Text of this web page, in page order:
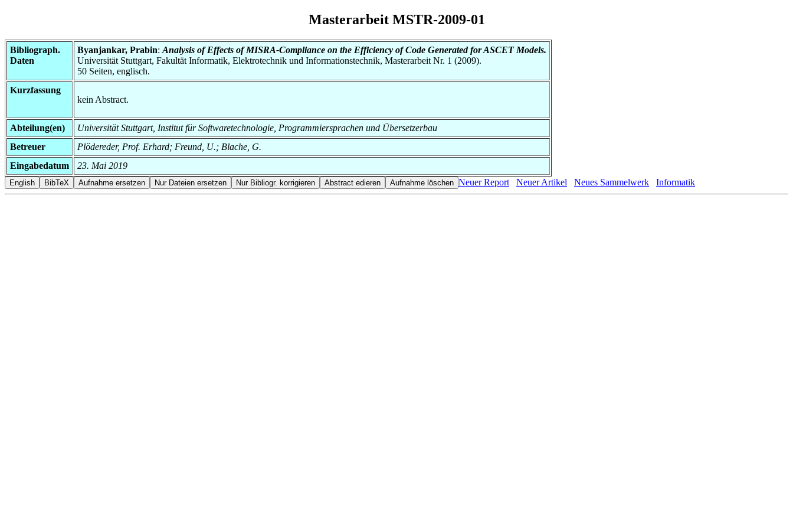
Masterarbeit MSTR-2009-01
Bibliograph.
Daten
Byanjankar, Prabin: Analysis of Effects of MISRA-Compliance on the Efficiency of Code Generated for ASCET Models.
Universität Stuttgart, Fakultät Informatik, Elektrotechnik und Informationstechnik, Masterarbeit Nr. 1 (2009).
50 Seiten, englisch.
Kurzfassung
kein Abstract.
Abteilung(en)
Universität Stuttgart, Institut für Softwaretechnologie, Programmiersprachen und Übersetzerbau
Betreuer
Plödereder, Prof. Erhard; Freund, U.; Blache, G.
Eingabedatum
23. Mai 2019
Neuer Report
Neuer Artikel Neues Sammelwerk Informatik